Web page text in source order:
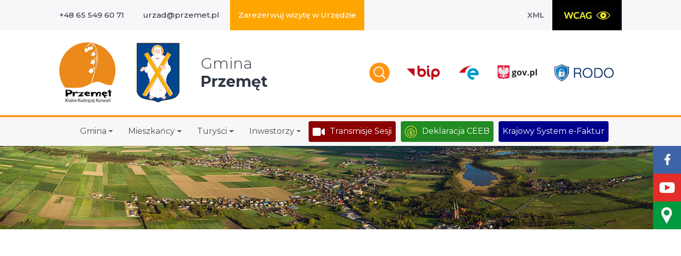
+48 65 549 60 71 urzad@przemet.pl Zarezerwuj wizytę w Urzędzie XML
Gmina
Przemęt
Gmina Mieszkańcy Turyści Inwestorzy Transmisje Sesji Deklaracja CEEB Krajowy System e-Faktur
Wyszukaj w serwisie